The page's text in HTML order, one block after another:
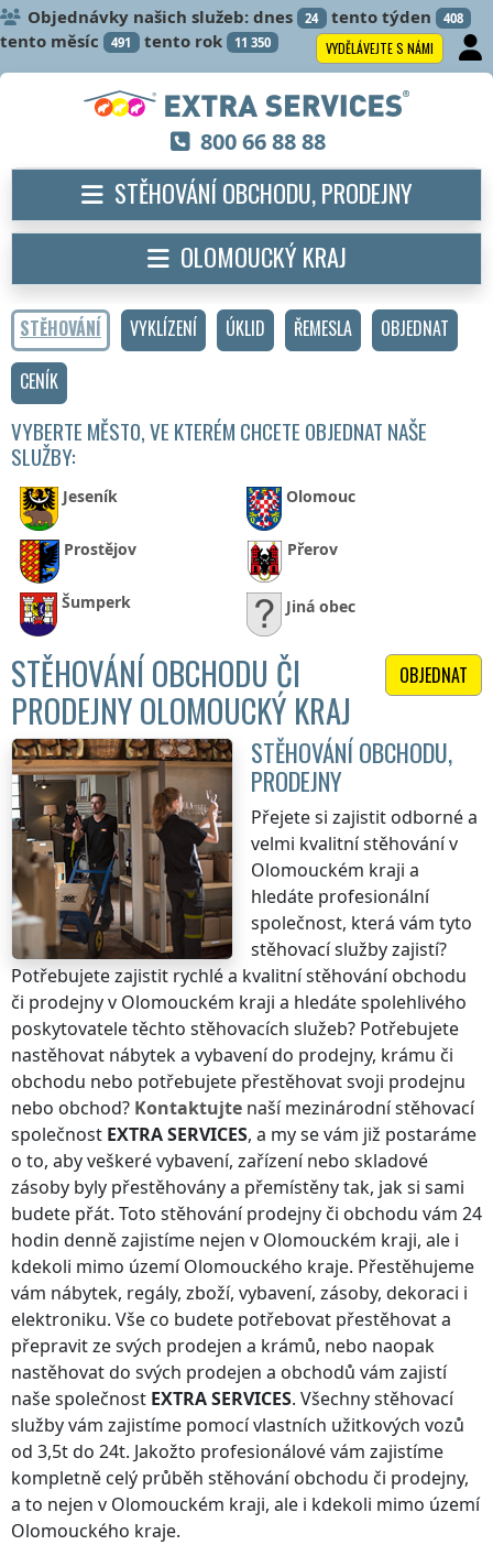
Objednávky našich služeb: dnes 24 tento týden 408
tento měsíc 491 tento rok 11 350 VYDĚLÁVEJTE S NÁMI
STĚHOVÁNÍ VYKLÍZENÍ ÚKLID ŘEMESLA
OBJEDNAT
CENÍK
VYBERTE MĚSTO, VE KTERÉM CHCETE OBJEDNAT NAŠE
SLUŽBY:
Jeseník Olomouc
Prostějov Přerov
Šumperk Jiná obec
OBJEDNAT
STĚHOVÁNÍ OBCHODU ČI
PRODEJNY OLOMOUCKÝ KRAJ
STĚHOVÁNÍ OBCHODU,
PRODEJNY
Přejete si zajistit odborné a
velmi kvalitní stěhovánív
Olomouckém kraji a
hledáte profesionální
společnost, která vám tyto
stěhovací služby zajistí?
Potřebujete zajistit rychlé a kvalitní stěhování obchodu
či prodejnyv Olomouckém kraji a hledáte spolehlivého
poskytovatele těchto stěhovacích služeb? Potřebujete
nastěhovat nábytek a vybavení do prodejny, krámu či
obchodu nebo potřebujete přestěhovat svoji prodejnu
nebo obchod? Kontaktujte naší mezinárodní stěhovací
společnost EXTRA SERVICES, a my se vám již postaráme
o to, aby veškeré vybavení, zařízení nebo skladové
zásoby byly přestěhovány a přemístěny tak, jak si sami
budete přát. Toto stěhování prodejny či obchodu vám 24
hodin denně zajistíme nejen v Olomouckém kraji, ale i
kdekoli mimo území Olomouckého kraje. Přestěhujeme
vám nábytek, regály, zboží, vybavení, zásoby, dekoraci i
elektroniku. Vše co budete potřebovat přestěhovat a
přepravit ze svých prodejen a krámů, nebo naopak
nastěhovat do svých prodejen a obchodů vám zajistí
naše společnost EXTRA SERVICES. Všechny stěhovací
služby vám zajistíme pomocí vlastních užitkových vozů
od 3,5t do 24t. Jakožto profesionálové vám zajistíme
kompletně celý průběh stěhování obchodu či prodejny,
a to nejen v Olomouckém kraji, ale i kdekoli mimo území
Olomouckého kraje.
800 66 88 88
STĚHOVÁNÍ OBCHODU, PRODEJNY
OLOMOUCKÝ KRAJ